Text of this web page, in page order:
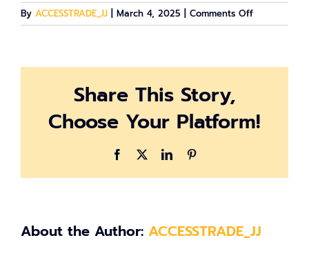
By ACCESSTRADE_JJ March 4, 2025 Comments Offon
xiaomi-
5g-
Share This Story,
Choose Your Platform!
Facebook LinkedIn
About the Author: ACCESSTRADE_JJ